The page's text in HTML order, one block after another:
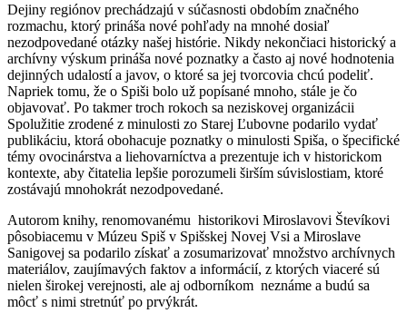
Dejiny regiónov prechádzajú v súčasnosti obdobím značného
rozmachu, ktorý prináša nové pohľady na mnohé dosiaľ
nezodpovedané otázky našej histórie. Nikdy nekončiaci historický a
archívny výskum prináša nové poznatky a často aj nové hodnotenia
dejinných udalostí a javov, o ktoré sa jej tvorcovia chcú podeliť.
Napriek tomu, že o Spiši bolo už popísané mnoho, stále je čo
objavovať. Po takmer troch rokoch sa neziskovej organizácii
Spolužitie zrodené z minulosti zo Starej Ľubovne podarilo vydať
publikáciu, ktorá obohacuje poznatky o minulosti Spiša, o špecifické
témy ovocinárstva a liehovarníctva a prezentuje ich v historickom
kontexte, aby čitatelia lepšie porozumeli širším súvislostiam, ktoré
zostávajú mnohokrát nezodpovedané.
Autorom knihy, renomovanému historikovi Miroslavovi Števíkovi
pôsobiacemu v Múzeu Spiš v Spišskej Novej Vsi a Miroslave
Sanigovej sa podarilo získať a zosumarizovať množstvo archívnych
materiálov, zaujímavých faktov a informácií, z ktorých viaceré sú
nielen širokej verejnosti, ale aj odborníkom neznáme a budú sa
môcť s nimi stretnúť po prvýkrát.